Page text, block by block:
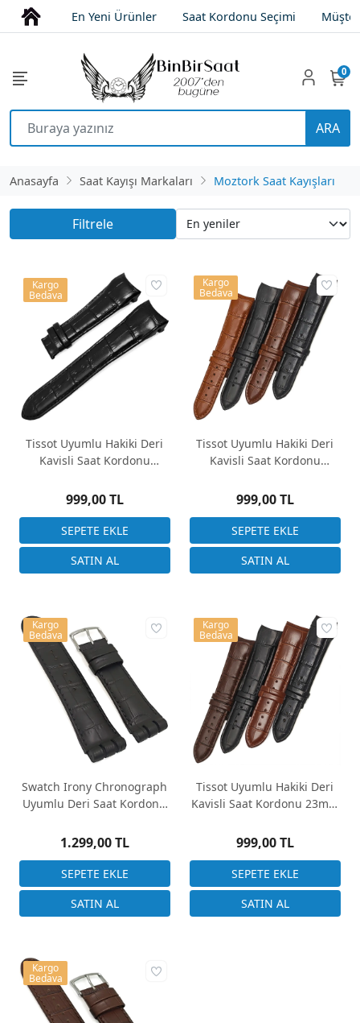
En Yeni Ürünler Saat Kordonu Seçimi
ARA
0
Anasayfa Saat Kayışı Markaları Moztork Saat Kayışları
Filtrele
Tissot Uyumlu Hakiki Deri
Kavisli Saat Kordonu
999,00 TL
Kargo
Bedava
Tissot Uyumlu Hakiki Deri
Kavisli Saat Kordonu
999,00 TL
Kargo
Bedava
Swatch Irony Chronograph
Uyumlu Deri Saat Kordonu
1.299,00 TL
Kargo
Bedava
Tissot Uyumlu Hakiki Deri
Kavisli Saat Kordonu 23mm
Sipariş Geçiniz
999,00 TL
Kargo
Bedava
Kargo
Bedava